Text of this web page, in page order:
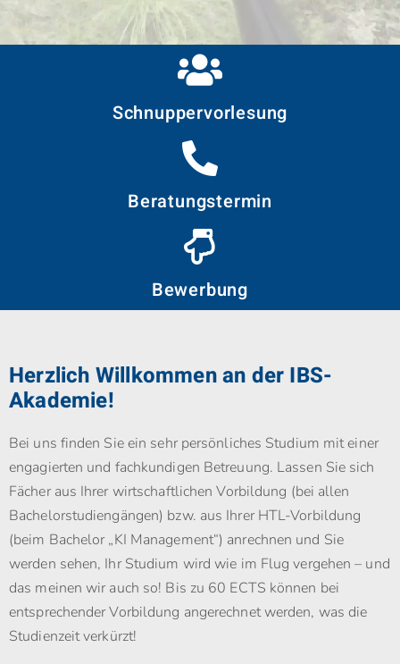
Schnupper­vorlesung
Beratungstermin
Bewerbung
Herzlich Willkommen an der IBS-
Akademie!
Bei uns finden Sie ein sehr persönliches Studium mit einer
engagierten und fachkundigen Betreuung. Lassen Sie sich
Fächer aus Ihrer wirtschaftlichen Vorbildung (bei allen
Bachelorstudiengängen) bzw. aus Ihrer HTL-Vorbildung
(beim Bachelor „KI Management“) anrechnen und Sie
werden sehen, Ihr Studium wird wie im Flug vergehen – und
das meinen wir auch so! Bis zu 60 ECTS können bei
entsprechender Vorbildung angerechnet werden, was die
Studienzeit verkürzt!